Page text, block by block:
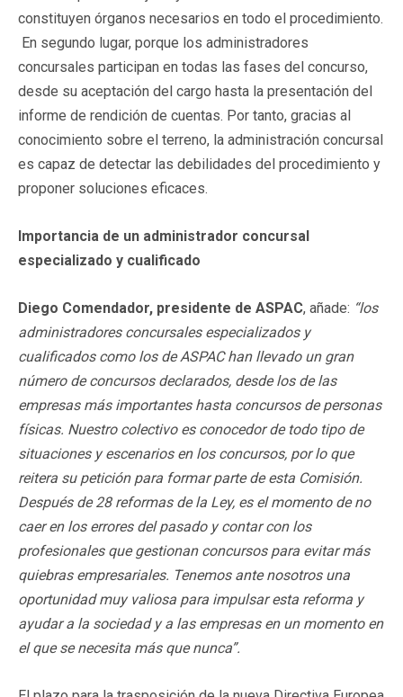
constituyen órganos necesarios en todo el procedimiento.
En segundo lugar, porque los administradores
concursales participan en todas las fases del concurso,
desde su aceptación del cargo hasta la presentación del
informe de rendición de cuentas. Por tanto, gracias al
conocimiento sobre el terreno, la administración concursal
es capaz de detectar las debilidades del procedimiento y
proponer soluciones eficaces.
Importancia de un administrador concursal
especializado y cualificado
Diego Comendador, presidente de ASPAC, añade: “los
administradores concursales especializados y
cualificados como los de ASPAC han llevado un gran
número de concursos declarados, desde los de las
empresas más importantes hasta concursos de personas
físicas. Nuestro colectivo es conocedor de todo tipo de
situaciones y escenarios en los concursos, por lo que
reitera su petición para formar parte de esta Comisión.
Después de 28 reformas de la Ley, es el momento de no
caer en los errores del pasado y contar con los
profesionales que gestionan concursos para evitar más
quiebras empresariales. Tenemos ante nosotros una
oportunidad muy valiosa para impulsar esta reforma y
ayudar a la sociedad y a las empresas en un momento en
el que se necesita más que nunca”.